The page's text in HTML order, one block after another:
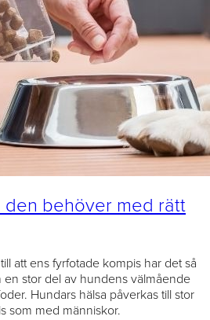
den behöver med rätt
att ens fyrfotade kompis har det så
en stor del av hundens välmående
Hundars hälsa påverkas till stor
som med människor.